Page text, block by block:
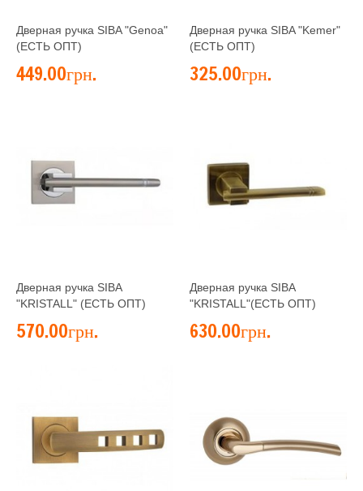
Дверная ручка SIBA "Genoa"
(ЕСТЬ ОПТ)
449.00грн.
Дверная ручка SIBA "Kemer"
(ЕСТЬ ОПТ)
325.00грн.
Дверная ручка SIBA
"KRISTALL" (ЕСТЬ ОПТ)
570.00грн.
Дверная ручка SIBA
"KRISTALL"(ЕСТЬ ОПТ)
630.00грн.